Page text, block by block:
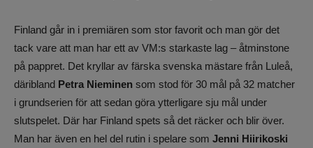
Finland går in i premiären som stor favorit och man gör det
tack vare att man har ett av VM:s starkaste lag – åtminstone
på pappret. Det kryllar av färska svenska mästare från Luleå,
däribland Petra Nieminen som stod för 30 mål på 32 matcher
i grundserien för att sedan göra ytterligare sju mål under
slutspelet. Där har Finland spets så det räcker och blir över.
Man har även en hel del rutin i spelare som Jenni Hiirikoski